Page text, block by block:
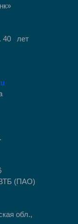
40 лет
(ПАО)
обл.,